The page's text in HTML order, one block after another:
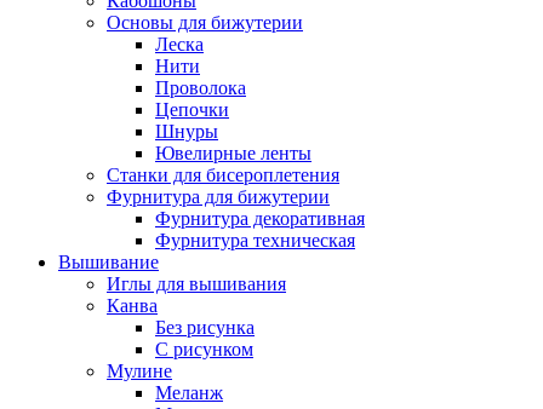
Основы для бижутерии
Леска
Нити
Проволока
Цепочки
Шнуры
Ювелирные ленты
Станки для бисероплетения
Фурнитура для бижутерии
Фурнитура декоративная
Фурнитура техническая
Вышивание
Иглы для вышивания
Канва
Без рисунка
С рисунком
Мулине
Меланж